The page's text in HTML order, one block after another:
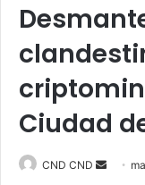
Ciudad
CND CND